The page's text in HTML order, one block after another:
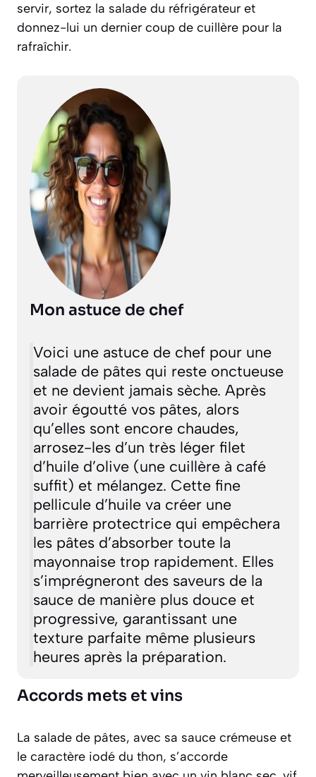
servir, sortez la salade du réfrigérateur et
donnez-lui un dernier coup de cuillère pour la
rafraîchir.
Mon astuce de chef
Voici une astuce de chef pour une
salade de pâtes qui reste onctueuse
et ne devient jamais sèche. Après
avoir égoutté vos pâtes, alors
qu’elles sont encore chaudes,
arrosez-les d’un très léger filet
d’huile d’olive (une cuillère à café
suffit) et mélangez. Cette fine
pellicule d’huile va créer une
barrière protectrice qui empêchera
les pâtes d’absorber toute la
mayonnaise trop rapidement. Elles
s’imprégneront des saveurs de la
sauce de manière plus douce et
progressive, garantissant une
texture parfaite même plusieurs
heures après la préparation.
Accords mets et vins
La salade de pâtes, avec sa sauce crémeuse et
le caractère iodé du thon, s’accorde